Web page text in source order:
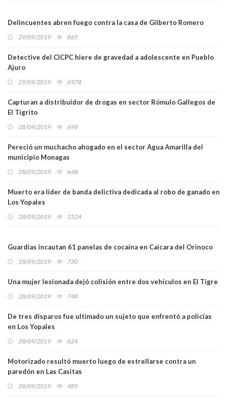
Delincuentes abren fuego contra la casa de Gilberto Romero
29/09/2019 865
Detective del CICPC hiere de gravedad a adolescente en Pueblo
Ajuro
29/09/2019 6978
Capturan a distribuidor de drogas en sector Rómulo Gallegos de
El Tigrito
28/09/2019 698
Pereció un muchacho ahogado en el sector Agua Amarilla del
municipio Monagas
28/09/2019 648
Muerto era líder de banda delictiva dedicada al robo de ganado en
Los Yopales
28/09/2019 1524
Guardias incautan 61 panelas de cocaína en Caicara del Orinoco
28/09/2019 730
Una mujer lesionada dejó colisión entre dos vehículos en El Tigre
28/09/2019 748
De tres disparos fue ultimado un sujeto que enfrentó a policías
en Los Yopales
28/09/2019 624
Motorizado resultó muerto luego de estrellarse contra un
paredón en Las Casitas
28/09/2019 489